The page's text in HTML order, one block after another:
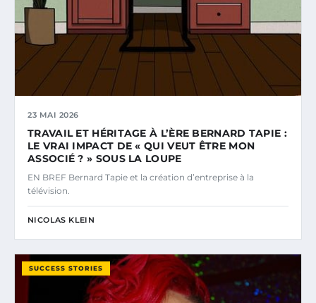
23 MAI 2026
TRAVAIL ET HÉRITAGE À L’ÈRE BERNARD TAPIE :
LE VRAI IMPACT DE « QUI VEUT ÊTRE MON
ASSOCIÉ ? » SOUS LA LOUPE
EN BREF Bernard Tapie et la création d’entreprise à la
télévision.
NICOLAS KLEIN
SUCCESS STORIES